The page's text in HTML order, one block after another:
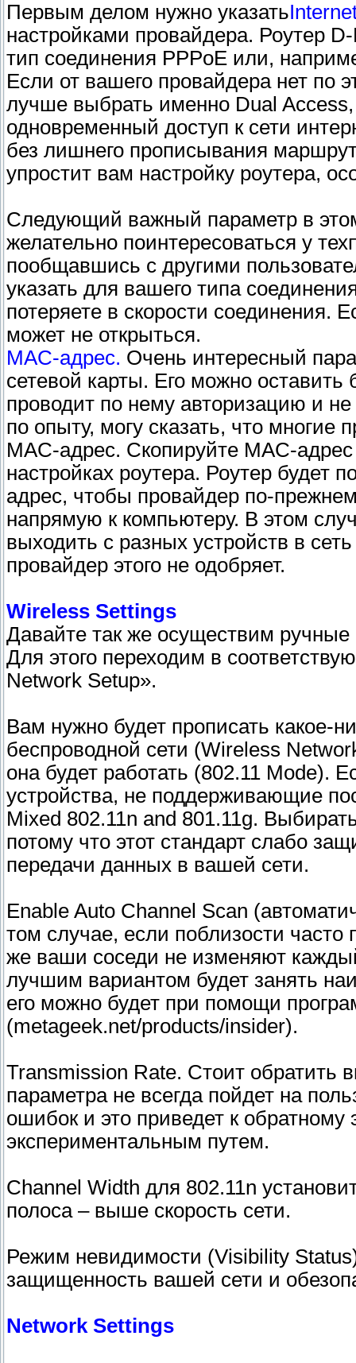
Первым делом нужно указать
настройками провайдера. Роутер
тип соединения PPPoE или,
Если от вашего провайдера нет по
лучше выбрать именно Dual
одновременный доступ к сети
без лишнего прописывания
упростит вам настройку роутера,
Следующий важный параметр в
желательно поинтересоваться у
пообщавшись с другими
указать для вашего типа
потеряете в скорости соединения.
может не открыться.
MAC-адрес. Очень интересный
сетевой карты. Его можно
проводит по нему авторизацию и не
по опыту, могу сказать, что многие
MAC-адрес. Скопируйте MAC-
настройках роутера. Роутер будет
адрес, чтобы провайдер по-
напрямую к компьютеру. В этом
выходить с разных устройств в
провайдер этого не одобряет.
Wireless Settings
Давайте так же осуществим ручные
Для этого переходим в
Network Setup».
Вам нужно будет прописать какое-
беспроводной сети (Wireless
она будет работать (802.11 Mode).
устройства, не поддерживающие
Mixed 802.11n and 801.11g.
потому что этот стандарт слабо
передачи данных в вашей сети.
Enable Auto Channel Scan
том случае, если поблизости
же ваши соседи не изменяют
лучшим вариантом будет занять
его можно будет при помощи
(metageek.net/products/insider).
Transmission Rate. Стоит обратить
параметра не всегда пойдет на
ошибок и это приведет к
экспериментальным путем.
Channel Width для 802.11n
полоса – выше скорость сети.
Режим невидимости (Visibility
защищенность вашей сети и
Network Settings